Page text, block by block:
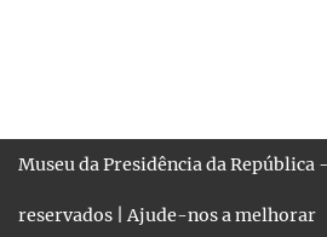
Museu da Presidência da
reservados |Ajude-nos a melhorar